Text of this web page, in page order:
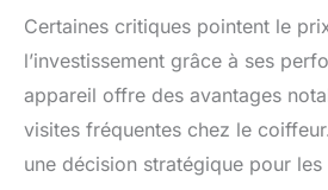
Certaines critiques pointent le
l’investissement grâce à ses
appareil offre des avantages
visites fréquentes chez le
une décision stratégique pour